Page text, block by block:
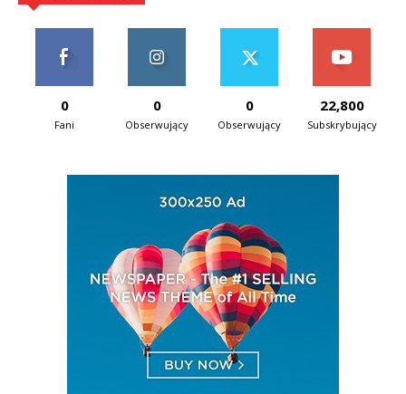
0
Fani
0
Obserwujący
0
Obserwujący
22,800
Subskrybujący